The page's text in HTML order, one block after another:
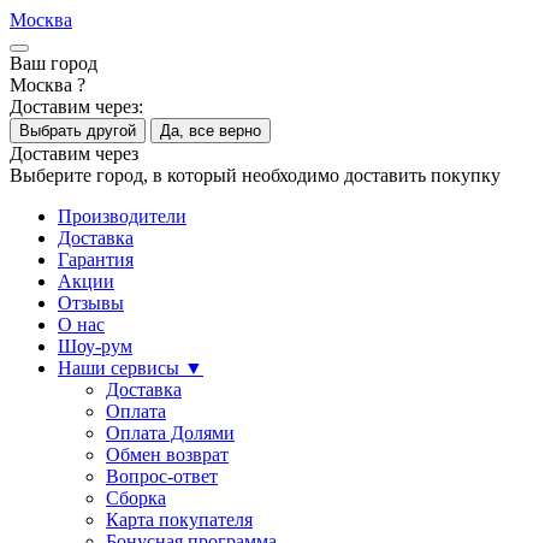
Москва
Ваш город
Москва ?
Доставим через:
Выбрать другой Да, все верно
Доставим через
Выберите город, в который необходимо доставить покупку
Производители
Доставка
Гарантия
Акции
Отзывы
О нас
Шоу-рум
Наши сервисы ▼
Доставка
Оплата
Оплата Долями
Обмен возврат
Вопрос-ответ
Сборка
Карта покупателя